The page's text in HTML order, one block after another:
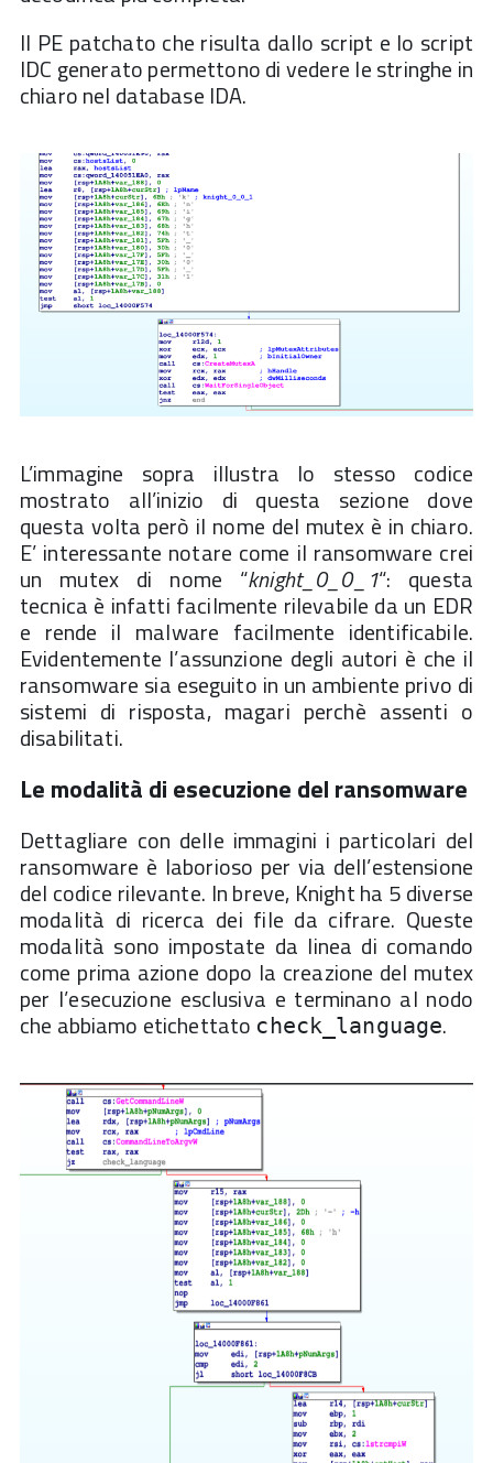
    res = is_encoded_string(bb, pe)
        strings.append(res)
#Recurse to the next BB
bb.next :
        strings += find_encoded_strings(bb.
strings += find_encoded_strings(bb.branch,
return strings
Il PE patchato che risulta dallo script e lo script
IDC generato permettono di vedere le stringhe in
chiaro nel database IDA.
L’immagine sopra illustra lo stesso codice
mostrato all’inizio di questa sezione dove
questa volta però il nome del mutex è in chiaro.
E’ interessante notare come il ransomware crei
un mutex di nome “knight_0_0_1“: questa
tecnica è infatti facilmente rilevabile da un EDR
e rende il malware facilmente identificabile.
Evidentemente l’assunzione degli autori è che il
ransomware sia eseguito in un ambiente privo di
sistemi di risposta, magari perchè assenti o
disabilitati.
Le modalità di esecuzione del ransomware
Dettagliare con delle immagini i particolari del
ransomware è laborioso per via dell’estensione
del codice rilevante. In breve, Knight ha 5 diverse
modalità di ricerca dei file da cifrare. Queste
modalità sono impostate da linea di comando
come prima azione dopo la creazione del mutex
per l’esecuzione esclusiva e terminano al nodo
che abbiamo etichettato check_language.